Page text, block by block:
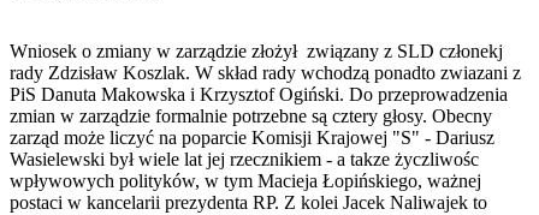
Wniosek o zmiany w zarządzie złożył związany z SLD członekj
rady Zdzisław Koszlak. W skład rady wchodzą ponadto zwiazani z
PiS Danuta Makowska i Krzysztof Ogiński. Do przeprowadzenia
zmian w zarządzie formalnie potrzebne są cztery głosy. Obecny
zarząd może liczyć na poparcie Komisji Krajowej "S" - Dariusz
Wasielewski był wiele lat jej rzecznikiem - a takze życzliwośc
wpływowych polityków, w tym Macieja Łopińskiego, ważnej
postaci w kancelarii prezydenta RP. Z kolei Jacek Naliwajek to